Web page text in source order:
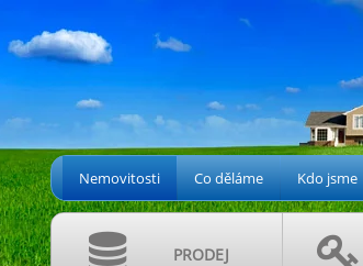
Nemovitosti Co děláme Kdo jsme
PRODEJ